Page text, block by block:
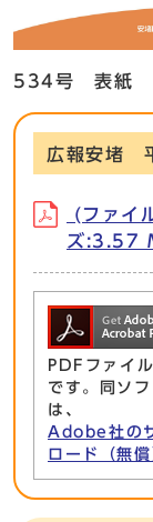
534号 表紙
広報安堵
(ファイ
ズ:3.57
PDFファイ
です。同ソ
は、
Adobe社の
ロード（無